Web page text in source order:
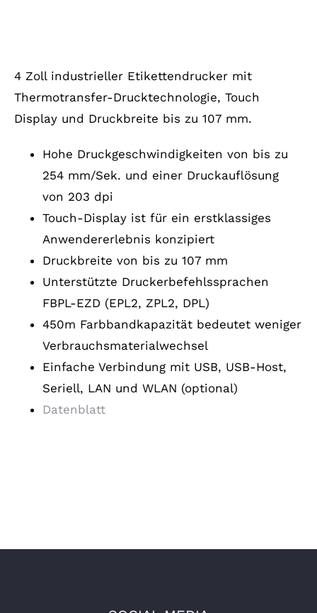
4 Zoll industrieller Etikettendrucker mit
Thermotransfer-Drucktechnologie, Touch
Display und Druckbreite bis zu 107 mm.
Hohe Druckgeschwindigkeiten von bis zu
254 mm/Sek. und einer Druckauflösung
von 203 dpi
Touch-Display ist für ein erstklassiges
Anwendererlebnis konzipiert
Druckbreite von bis zu 107 mm
Unterstützte Druckerbefehlssprachen
FBPL-EZD (EPL2, ZPL2, DPL)
450m Farbbandkapazität bedeutet weniger
Verbrauchsmaterialwechsel
Einfache Verbindung mit USB, USB-Host,
Seriell, LAN und WLAN (optional)
Datenblatt